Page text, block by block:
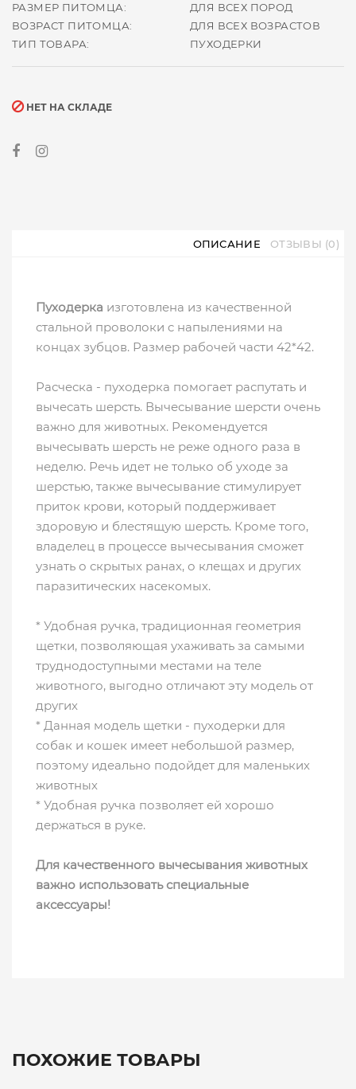
РАЗМЕР ПИТОМЦА:
ДЛЯ ВСЕХ ПОРОД
ВОЗРАСТ ПИТОМЦА:
ДЛЯ ВСЕХ ВОЗРАСТОВ
ТИП ТОВАРА:
ПУХОДЕРКИ
НЕТ НА СКЛАДЕ
ОПИСАНИЕ ОТЗЫВЫ (0)
Пуходерка изготовлена из качественной
стальной проволоки c напылениями на
концах зубцов. Размер рабочей части 42*42.
Расческа - пуходерка помогает распутать и
вычесать шерсть. Вычесывание шерсти очень
важно для животных. Рекомендуется
вычесывать шерсть не реже одного раза в
неделю. Речь идет не только об уходе за
шерстью, также вычесывание стимулирует
приток крови, который поддерживает
здоровую и блестящую шерсть. Кроме того,
владелец в процессе вычесывания сможет
узнать о скрытых ранах, о клещах и других
паразитических насекомых.
* Удобная ручка, традиционная геометрия
щетки, позволяющая ухаживать за самыми
труднодоступными местами на теле
животного, выгодно отличают эту модель от
других
* Данная модель щетки - пуходерки для
собак и кошек имеет небольшой размер,
поэтому идеально подойдет для маленьких
животных
* Удобная ручка позволяет ей хорошо
держаться в руке.
Для качественного вычесывания животных
важно использовать специальные
аксессуары!
ПОХОЖИЕ ТОВАРЫ